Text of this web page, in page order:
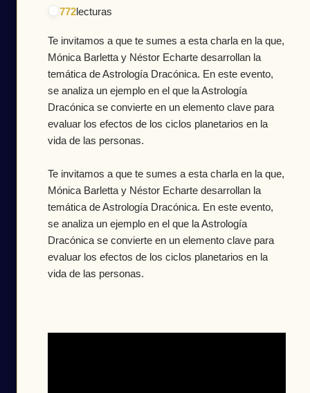
772lecturas
Te invitamos a que te sumes a esta charla en la que,
Mónica Barletta y Néstor Echarte desarrollan la
temática de Astrología Dracónica. En este evento,
se analiza un ejemplo en el que la Astrología
Dracónica se convierte en un elemento clave para
evaluar los efectos de los ciclos planetarios en la
vida de las personas.
Te invitamos a que te sumes a esta charla en la que,
Mónica Barletta y Néstor Echarte desarrollan la
temática de Astrología Dracónica. En este evento,
se analiza un ejemplo en el que la Astrología
Dracónica se convierte en un elemento clave para
evaluar los efectos de los ciclos planetarios en la
vida de las personas.